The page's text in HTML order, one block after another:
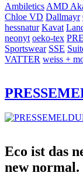
Ambiletics AMD
Chloe VD Dallmayr
hessnatur Kavat
neonyt oeko-tex
Sportswear SSE
VATTER weiss +
Eco ist das
new normal.